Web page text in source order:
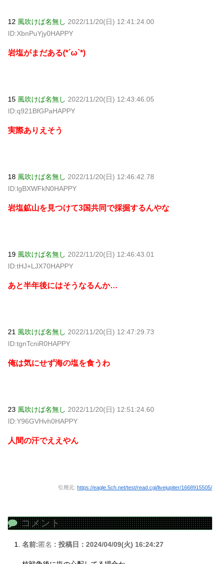
12 風吹けば名無し 2022/11/20(日) 12:41:24.00
ID:XbnPuYjy0HAPPY
岩塩がまだある(*´ω`*)
15 風吹けば名無し 2022/11/20(日) 12:43:46.05
ID:q921BfGPaHAPPY
実際ありえそう
18 風吹けば名無し 2022/11/20(日) 12:46:42.78
ID:lgBXWFkN0HAPPY
岩塩鉱山を見つけて3国共同で採掘するんやな
19 風吹けば名無し 2022/11/20(日) 12:46:43.01
ID:tHJ+LJX70HAPPY
あと半年後にはそうなるんか…
21 風吹けば名無し 2022/11/20(日) 12:47:29.73
ID:tgnTcniR0HAPPY
俺は気にせず海の塩を食うわ
23 風吹けば名無し 2022/11/20(日) 12:51:24.60
ID:Y96GVHvh0HAPPY
人間の汗でええやん
引用元: https://eagle.5ch.net/test/read.cgi/livejupiter/1668915505/
コメント
名前:匿名 : 投稿日：2024/04/09(火) 16:24:27